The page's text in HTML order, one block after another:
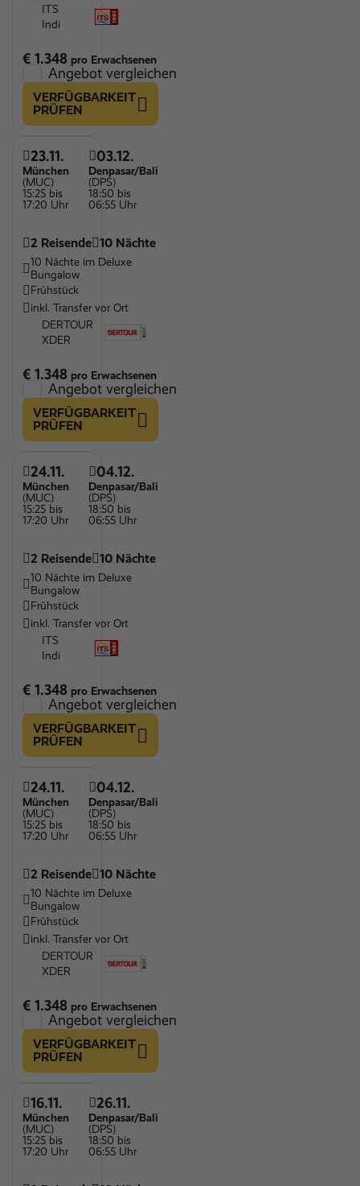
ITS
Indi
€ 1.348 pro Erwachsenen
Angebot vergleichen
VERFÜGBARKEIT
PRÜFEN
23.11.
München
(MUC)
15:25 bis
17:20 Uhr
03.12.
Denpasar/Bali
(DPS)
18:50 bis
06:55 Uhr
2 Reisende 10 Nächte
10 Nächte im Deluxe
Bungalow
Frühstück
inkl. Transfer vor Ort
DERTOUR
XDER
€ 1.348 pro Erwachsenen
Angebot vergleichen
VERFÜGBARKEIT
PRÜFEN
24.11.
München
(MUC)
15:25 bis
17:20 Uhr
04.12.
Denpasar/Bali
(DPS)
18:50 bis
06:55 Uhr
2 Reisende 10 Nächte
10 Nächte im Deluxe
Bungalow
Frühstück
inkl. Transfer vor Ort
ITS
Indi
€ 1.348 pro Erwachsenen
Angebot vergleichen
VERFÜGBARKEIT
PRÜFEN
24.11.
München
(MUC)
15:25 bis
17:20 Uhr
04.12.
Denpasar/Bali
(DPS)
18:50 bis
06:55 Uhr
2 Reisende 10 Nächte
10 Nächte im Deluxe
Bungalow
Frühstück
inkl. Transfer vor Ort
DERTOUR
XDER
€ 1.348 pro Erwachsenen
Angebot vergleichen
VERFÜGBARKEIT
PRÜFEN
16.11.
München
(MUC)
15:25 bis
17:20 Uhr
26.11.
Denpasar/Bali
(DPS)
18:50 bis
06:55 Uhr